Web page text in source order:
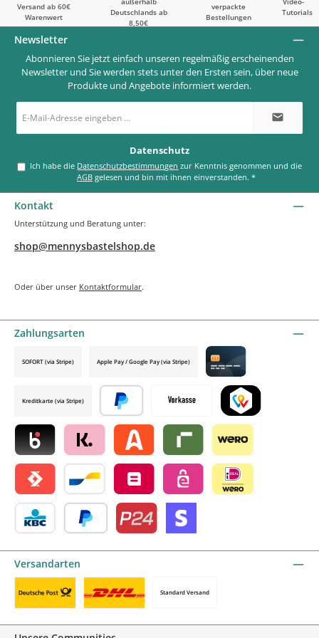
Versand ab 60€
Warenwert
Deutschlands ab
8,50€
verpackte
Bestellungen
Tutorials
Newsletter
Abonnieren Sie jetzt einfach unseren regelmäßig erscheinenden
Newsletter und Sie werden stets unter den Ersten sein, über neue
Produkte und Angebote informiert werden.
E-
Mail-
*
Datenschutz
Ich habe die Datenschutzbestimmungen
AGB gelesen und bin mit ihnen einverstanden.*
Kontakt
Unterstützung und Beratung unter:
shop@mennysbastelshop.de
Oder über unser Kontaktformular.
Zahlungsarten
Vorkasse TWINT by mollie
Blik by mollieKlarna by mollieAlma by mollieRiverty by mollie
Wero
Satispay by mollieBancontact by mollie
Belfius by mollieeps by mollie
SOFORT (via Stripe) Apple Pay / Google Pay (via Stripe)
Credit card by mollie
Kreditkarte (via Stripe)
Später bezahlen
Versandarten
Standard Versand